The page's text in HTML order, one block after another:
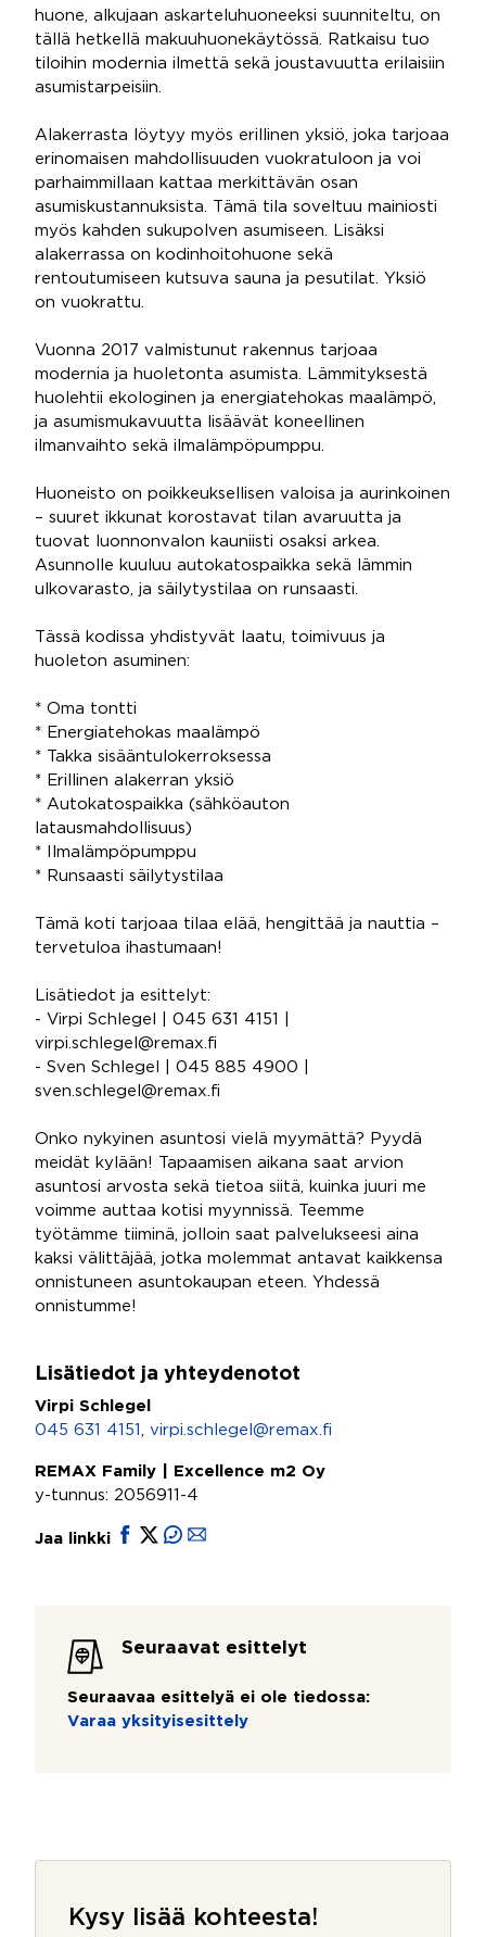
huone, alkujaan askarteluhuoneeksi suunniteltu, on
tällä hetkellä makuuhuonekäytössä. Ratkaisu tuo
tiloihin modernia ilmettä sekä joustavuutta erilaisiin
asumistarpeisiin.
Alakerrasta löytyy myös erillinen yksiö, joka tarjoaa
erinomaisen mahdollisuuden vuokratuloon ja voi
parhaimmillaan kattaa merkittävän osan
asumiskustannuksista. Tämä tila soveltuu mainiosti
myös kahden sukupolven asumiseen. Lisäksi
alakerrassa on kodinhoitohuone sekä
rentoutumiseen kutsuva sauna ja pesutilat. Yksiö
on vuokrattu.
Vuonna 2017 valmistunut rakennus tarjoaa
modernia ja huoletonta asumista. Lämmityksestä
huolehtii ekologinen ja energiatehokas maalämpö,
ja asumismukavuutta lisäävät koneellinen
ilmanvaihto sekä ilmalämpöpumppu.
Huoneisto on poikkeuksellisen valoisa ja aurinkoinen
– suuret ikkunat korostavat tilan avaruutta ja
tuovat luonnonvalon kauniisti osaksi arkea.
Asunnolle kuuluu autokatospaikka sekä lämmin
ulkovarasto, ja säilytystilaa on runsaasti.
Tässä kodissa yhdistyvät laatu, toimivuus ja
huoleton asuminen:
* Oma tontti
* Energiatehokas maalämpö
* Takka sisääntulokerroksessa
* Erillinen alakerran yksiö
* Autokatospaikka (sähköauton
latausmahdollisuus)
* Ilmalämpöpumppu
* Runsaasti säilytystilaa
Tämä koti tarjoaa tilaa elää, hengittää ja nauttia –
tervetuloa ihastumaan!
Lisätiedot ja esittelyt:
- Virpi Schlegel | 045 631 4151 |
virpi.schlegel@remax.fi
- Sven Schlegel | 045 885 4900 |
sven.schlegel@remax.fi
Onko nykyinen asuntosi vielä myymättä? Pyydä
meidät kylään! Tapaamisen aikana saat arvion
asuntosi arvosta sekä tietoa siitä, kuinka juuri me
voimme auttaa kotisi myynnissä. Teemme
työtämme tiiminä, jolloin saat palvelukseesi aina
kaksi välittäjää, jotka molemmat antavat kaikkensa
onnistuneen asuntokaupan eteen. Yhdessä
onnistumme!
Lisätiedot ja yhteydenotot
Virpi Schlegel
045 631 4151
virpi.schlegel@remax.fi
REMAX Family | Excellence m2 Oy
y-tunnus: 2056911-4
Jaa linkki
Seuraavat esittelyt
Seuraavaa esittelyä ei ole tiedossa:
Varaa yksityisesittely
Kysy lisää kohteesta!